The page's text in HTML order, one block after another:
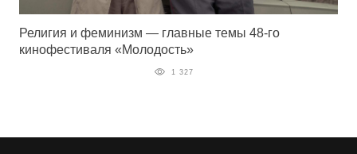
Религия и феминизм — главные темы 48-го
кинофестиваля «Молодость»
1 327